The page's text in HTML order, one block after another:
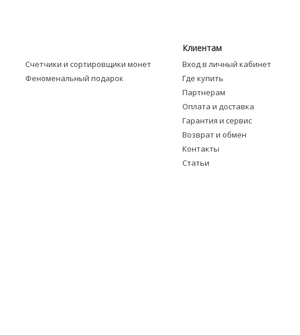
Счетчики и сортировщики монет
Феноменальный подарок
Клиентам
Вход в личный кабинет
Где купить
Партнерам
Оплата и доставка
Гарантия и сервис
Возврат и обмен
Контакты
Статьи